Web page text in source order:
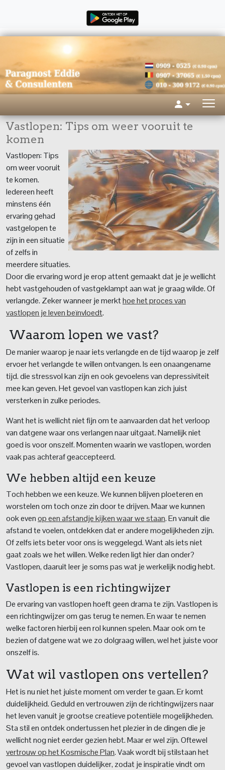
Vastlopen: Tips om weer vooruit te
komen
Vastlopen: Tips
om weer vooruit
te komen.
Iedereen heeft
minstens één
ervaring gehad
vastgelopen te
zijn in een situatie
of zelfs in
meerdere situaties.
Door die ervaring word je erop attent gemaakt dat je je wellicht
hebt vastgehouden of vastgeklampt aan wat je graag wilde. Of
verlangde. Zeker wanneer je merkthoe het proces van
vastlopen je leven beïnvloedt.
Waarom lopen we vast?
De manier waarop je naar iets verlangde en de tijd waarop je zelf
ervoer het verlangde te willen ontvangen. Is een onaangename
tijd. die stressvol kan zijn en ook gevoelens van depressiviteit
mee kan geven. Het gevoel van vastlopen kan zich juist
versterken in zulke periodes.
Want het is wellicht niet fijn om te aanvaarden dat het verloop
van datgene waar ons verlangen naar uitgaat. Namelijk niet
goed is voor onszelf. Momenten waarin we vastlopen, worden
vaak pas achteraf geaccepteerd.
We hebben altijd een keuze
Toch hebben we een keuze. We kunnen blijven ploeteren en
worstelen om toch onze zin door te drijven. Maar we kunnen
ook evenop een afstandje kijken waar we staan. En vanuit die
afstand te voelen, ontdekken dat er andere mogelijkheden zijn.
Of zelfs iets beter voor ons is weggelegd. Want als iets niet
gaat zoals we het willen. Welke reden ligt hier dan onder?
Vastlopen, daaruit leer je soms pas wat je werkelijk nodig hebt.
Vastlopen is een richtingwijzer
De ervaring van vastlopen hoeft geen drama te zijn. Vastlopen is
een richtingwijzer om gas terug te nemen. En waar te nemen
welke factoren hierbij een rol kunnen spelen. Maar ook om te
bezien of datgene wat we zo dolgraag willen, wel het juiste voor
onszelf is.
Wat wil vastlopen ons vertellen?
Het is nu niet het juiste moment om verder te gaan. Er komt
duidelijkheid. Geduld en vertrouwen zijn de richtingwijzers naar
het leven vanuit je grootse creatieve potentiële mogelijkheden.
Sta stil en ontdek ondertussen het plezier in de dingen die je
wellicht nog niet eerder gezien hebt. Maar er wel zijn. Oftewel
vertrouw op het Kosmische Plan. Vaak wordt bij stilstaan het
gevoel van vastlopen duidelijker, zodat je inspiratie vindt om